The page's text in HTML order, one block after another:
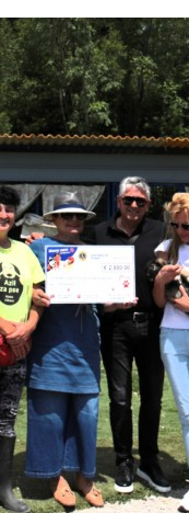
Podaci o